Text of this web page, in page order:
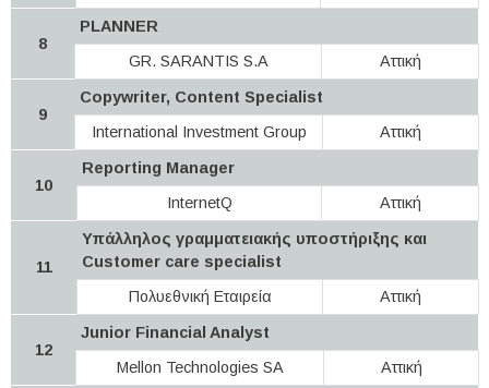
8
PLANNER
GR. SARANTIS S.A
Αττική
9
Copywriter, Content Specialist
International Investment Group
Αττική
10
Reporting Manager
InternetQ
Αττική
11
Υπάλληλος γραμματειακής υποστήριξης και
Customer care specialist
Πολυεθνική Εταιρεία
Αττική
12
Junior Financial Analyst
Mellon Technologies SA
Αττική